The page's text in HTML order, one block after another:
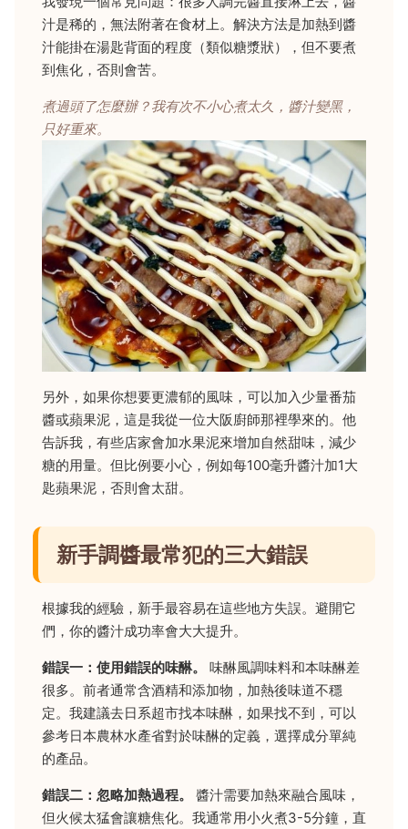
汁是稀的，無法附著在食材上。解決方法是加熱到醬
汁能掛在湯匙背面的程度（類似糖漿狀），但不要煮
到焦化，否則會苦。
煮過頭了怎麼辦？我有次不小心煮太久，醬汁變黑，
只好重來。
另外，如果你想要更濃郁的風味，可以加入少量番茄
醬或蘋果泥，這是我從一位大阪廚師那裡學來的。他
告訴我，有些店家會加水果泥來增加自然甜味，減少
糖的用量。但比例要小心，例如每100毫升醬汁加1大
匙蘋果泥，否則會太甜。
新手調醬最常犯的三大錯誤
根據我的經驗，新手最容易在這些地方失誤。避開它
們，你的醬汁成功率會大大提升。
錯誤一：使用錯誤的味醂。
味醂風調味料和本味醂差
很多。前者通常含酒精和添加物，加熱後味道不穩
定。我建議去日系超市找本味醂，如果找不到，可以
參考日本農林水產省對於味醂的定義，選擇成分單純
的產品。
錯誤二：忽略加熱過程。
醬汁需要加熱來融合風味，
但火候太猛會讓糖焦化。我通常用小火煮3-5分鐘，直